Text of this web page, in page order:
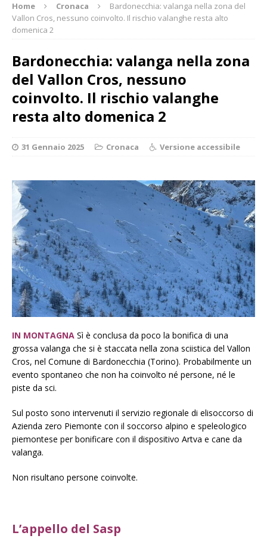
Home Cronaca
Bardonecchia: valanga nella zona del
Vallon Cros, nessuno coinvolto. Il rischio valanghe resta alto
domenica 2
Bardonecchia: valanga nella zona
del Vallon Cros, nessuno
coinvolto. Il rischio valanghe
resta alto domenica 2
31 Gennaio 2025 Cronaca Versione accessibile
IN MONTAGNA Sì è conclusa da poco la bonifica di una
grossa valanga che si è staccata nella zona sciistica del Vallon
Cros, nel Comune di Bardonecchia (Torino). Probabilmente un
evento spontaneo che non ha coinvolto né persone, né le
piste da sci.
Sul posto sono intervenuti il servizio regionale di elisoccorso di
Azienda zero Piemonte con il soccorso alpino e speleologico
piemontese per bonificare con il dispositivo Artva e cane da
valanga.
Non risultano persone coinvolte.
L’appello del Sasp